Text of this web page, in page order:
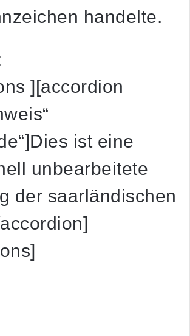
handelte.
][accordion
ist eine
unbearbeitete
der saarländischen